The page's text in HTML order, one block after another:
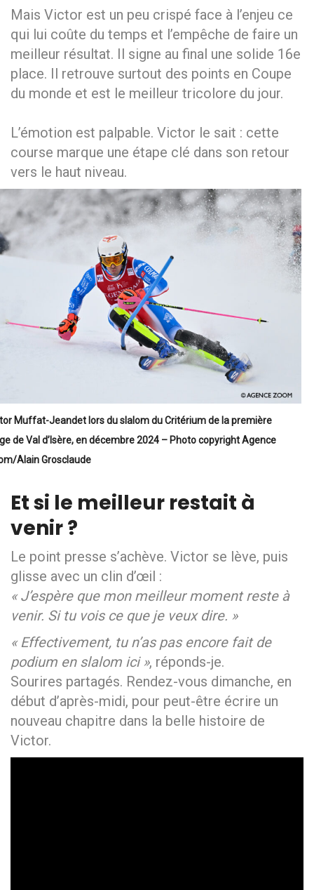
Mais Victor est un peu crispé face à l’enjeu ce
qui lui coûte du temps et l’empêche de faire un
meilleur résultat. Il signe au final une solide 16e
place. Il retrouve surtout des points en Coupe
du monde et est le meilleur tricolore du jour.
L’émotion est palpable. Victor le sait : cette
course marque une étape clé dans son retour
vers le haut niveau.
Muffat-Jeandet lors du slalom du Critérium de la première
de Val d’Isère, en décembre 2024 – Photo copyright Agence
Alain Grosclaude
Et si le meilleur restait à
venir ?
Le point presse s’achève. Victor se lève, puis
glisse avec un clin d’œil :
« J’espère que mon meilleur moment reste à
venir. Si tu vois ce que je veux dire. »
« Effectivement, tu n’as pas encore fait de
podium en slalom ici », réponds-je.
Sourires partagés. Rendez-vous dimanche, en
début d’après-midi, pour peut-être écrire un
nouveau chapitre dans la belle histoire de
Victor.